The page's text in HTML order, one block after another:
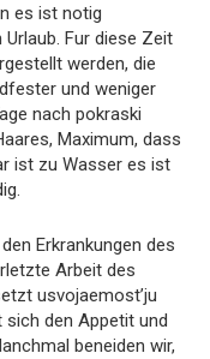
es ist notig
Fur diese Zeit
werden, die
und weniger
nach pokraski
Maximum, dass
ist zu Wasser es ist
Erkrankungen des
Arbeit des
usvojaemost’ju
sich den Appetit und
beneiden wir,